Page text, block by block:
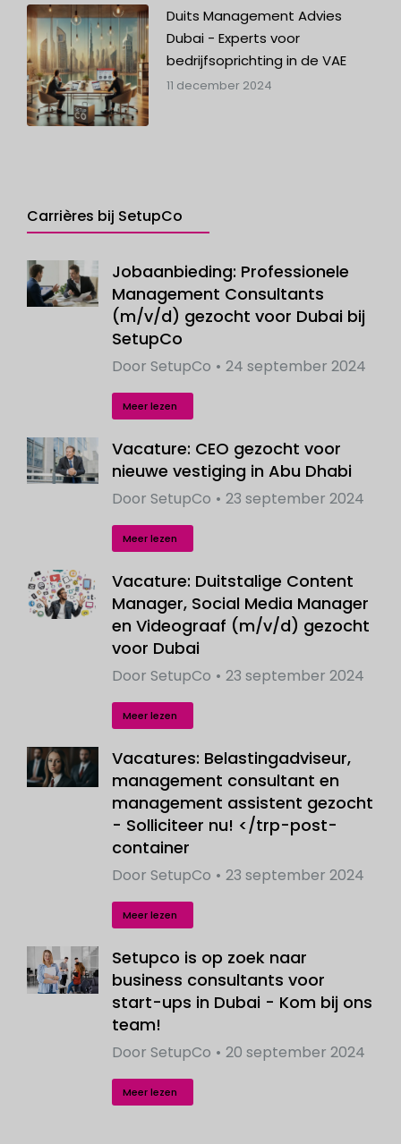
Duits Management Advies
Dubai - Experts voor
bedrijfsoprichting in de VAE
11 december 2024
Carrières bij SetupCo
Jobaanbieding: Professionele
Management Consultants
(m/v/d) gezocht voor Dubai bij
SetupCo
Door SetupCo 24 september 2024
Meer lezen
Vacature: CEO gezocht voor
nieuwe vestiging in Abu Dhabi
Door SetupCo 23 september 2024
Meer lezen
Vacature: Duitstalige Content
Manager, Social Media Manager
en Videograaf (m/v/d) gezocht
voor Dubai
Door SetupCo 23 september 2024
Meer lezen
Vacatures: Belastingadviseur,
management consultant en
management assistent gezocht
- Solliciteer nu! </trp-post-
container
Door SetupCo 23 september 2024
Meer lezen
Setupco is op zoek naar
business consultants voor
start-ups in Dubai - Kom bij ons
team!
Door SetupCo 20 september 2024
Meer lezen